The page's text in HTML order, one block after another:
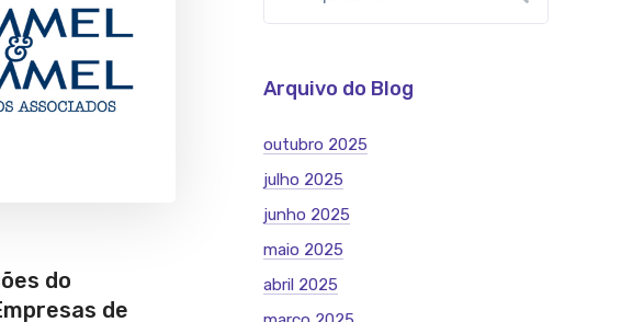
do
de
Arquivo do Blog
outubro 2025
julho 2025
junho 2025
maio 2025
abril 2025